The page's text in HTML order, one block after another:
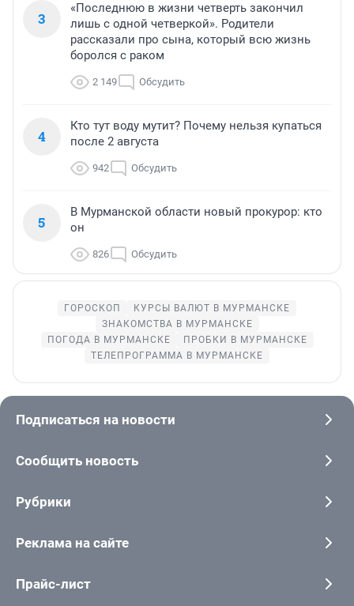
3
«Последнюю в жизни четверть закончил
лишь с одной четверкой». Родители
рассказали про сына, который всю жизнь
боролся с раком
2 149 Обсудить
4
Кто тут воду мутит? Почему нельзя купаться
после 2 августа
942 Обсудить
5
В Мурманской области новый прокурор: кто
он
826 Обсудить
ГОРОСКОП
КУРСЫ ВАЛЮТ В МУРМАНСКЕ
ЗНАКОМСТВА В МУРМАНСКЕ
ПОГОДА В МУРМАНСКЕ
ПРОБКИ В МУРМАНСКЕ
ТЕЛЕПРОГРАММА В МУРМАНСКЕ
Подписаться на новости
Сообщить новость
Рубрики
Реклама на сайте
Прайс-лист